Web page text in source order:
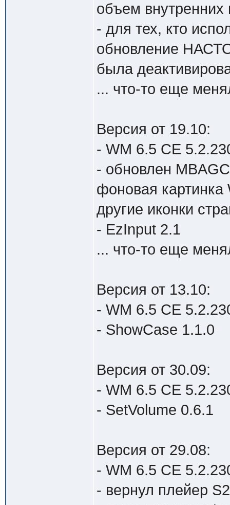
объем внутренних
- для тех, кто
обновление
была
... что-то еще
Версия от 19.10:
- WM 6.5 CE
- обновлен
фоновая картинка
другие иконки
- EzInput 2.1
... что-то еще
Версия от 13.10:
- WM 6.5 CE
- ShowCase 1.1.0
Версия от 30.09:
- WM 6.5 CE
- SetVolume 0.6.1
Версия от 29.08:
- WM 6.5 CE
- вернул плейер